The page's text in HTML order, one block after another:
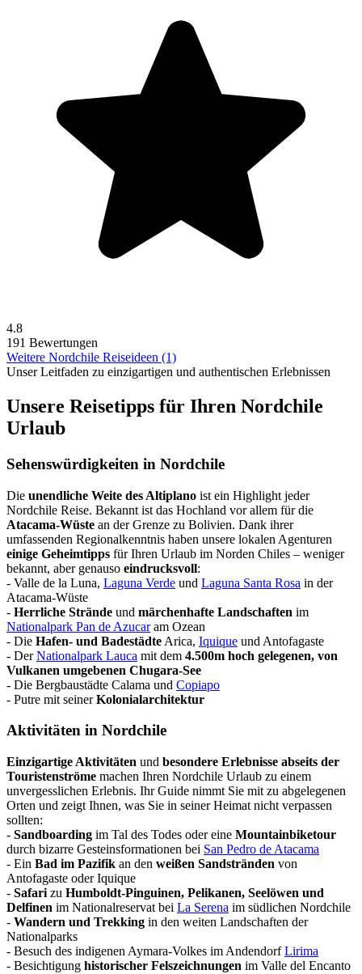
4.8
191 Bewertungen
Weitere Nordchile Reiseideen (1)
Unser Leitfaden zu einzigartigen und authentischen Erlebnissen
Unsere Reisetipps für Ihren Nordchile
Urlaub
Sehenswürdigkeiten in Nordchile
Die unendliche Weite des Altiplano ist ein Highlight jeder
Nordchile Reise. Bekannt ist das Hochland vor allem für die
Atacama-Wüste an der Grenze zu Bolivien. Dank ihrer
umfassenden Regionalkenntnis haben unsere lokalen Agenturen
einige Geheimtipps für Ihren Urlaub im Norden Chiles – weniger
bekannt, aber genauso eindrucksvoll:
- Valle de la Luna, Laguna Verde und Laguna Santa Rosa in der
Atacama-Wüste
- Herrliche Strände und märchenhafte Landschaften im
Nationalpark Pan de Azucaram Ozean
- Die Hafen- und Badestädte Arica, Iquique und Antofagaste
- DerNationalpark Lauca mit dem 4.500m hoch gelegenen, von
Vulkanen umgebenen Chugara-See
- Die Bergbaustädte Calama und Copiapo
- Putre mit seinerKolonialarchitektur
Aktivitäten in Nordchile
Einzigartige Aktivitäten und besondere Erlebnisse abseits der
Touristenströme machen Ihren Nordchile Urlaub zu einem
unvergesslichen Erlebnis. Ihr Guide nimmt Sie mit zu abgelegenen
Orten und zeigt Ihnen, was Sie in seiner Heimat nicht verpassen
sollten:
- Sandboarding im Tal des Todes oder eine Mountainbiketour
durch bizarre Gesteinsformationen bei San Pedro de Atacama
- Ein Bad im Pazifik an den weißen Sandstränden von
Antofagaste oder Iquique
- Safari zu Humboldt-Pinguinen, Pelikanen, Seelöwen und
Delfinen im Nationalreservat bei La Serena im südlichen Nordchile
- Wandern und Trekking in den weiten Landschaften der
Nationalparks
- Besuch des indigenen Aymara-Volkes im AndendorfLirima
- Besichtigung historischer Felszeichnungen im Valle del Encanto